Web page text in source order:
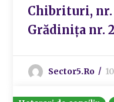
Chibrituri, nr.
Grădinița nr.
Sector5.ro